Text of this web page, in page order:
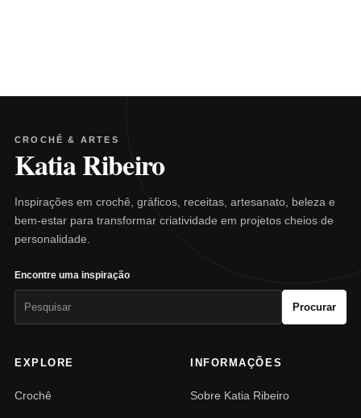
CROCHÊ & ARTES
Katia Ribeiro
Inspirações em crochê, gráficos, receitas, artesanato, beleza e
bem-estar para transformar criatividade em projetos cheios de
personalidade.
Encontre uma inspiração
Procurar
EXPLORE
Crochê
INFORMAÇÕES
Sobre Katia Ribeiro